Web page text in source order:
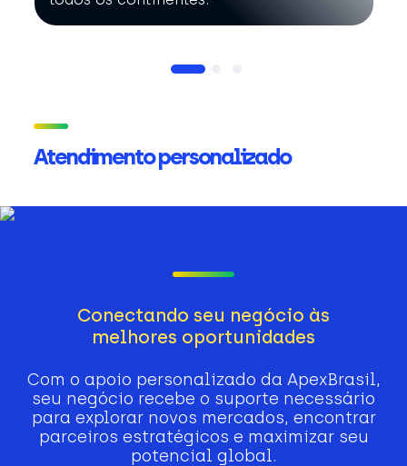
Atendimento personalizado
Conectando seu negócio às
melhores oportunidades
Com o apoio personalizado da ApexBrasil,
seu negócio recebe o suporte necessário
para explorar novos mercados, encontrar
parceiros estratégicos e maximizar seu
potencial global.